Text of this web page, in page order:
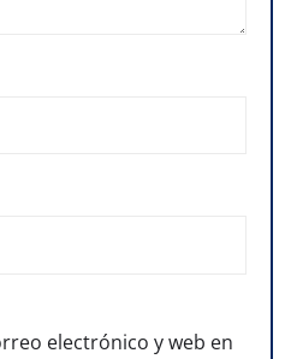
electrónico y web en